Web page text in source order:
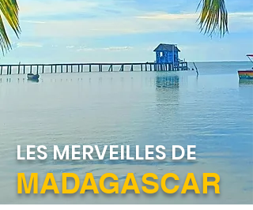
LES MERVEILLES DE
MADAGASCAR